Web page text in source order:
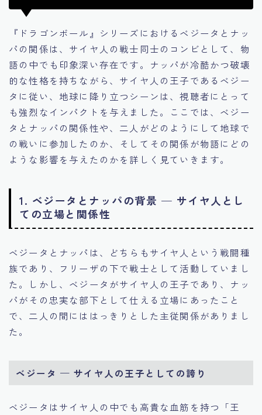
『ドラゴンボール』シリーズにおけるベジータとナッ
パの関係は、サイヤ人の戦士同士のコンビとして、物
語の中でも印象深い存在です。ナッパが冷酷かつ破壊
的な性格を持ちながら、サイヤ人の王子であるベジー
タに従い、地球に降り立つシーンは、視聴者にとって
も強烈なインパクトを与えました。ここでは、ベジー
タとナッパの関係性や、二人がどのようにして地球で
の戦いに参加したのか、そしてその関係が物語にどの
ような影響を与えたのかを詳しく見ていきます。
1. ベジータとナッパの背景 — サイヤ人とし
ての立場と関係性
ベジータとナッパは、どちらもサイヤ人という戦闘種
族であり、フリーザの下で戦士として活動していまし
た。しかし、ベジータがサイヤ人の王子であり、ナッ
パがその忠実な部下として仕える立場にあったこと
で、二人の間にははっきりとした主従関係がありまし
た。
ベジータ — サイヤ人の王子としての誇り
ベジータはサイヤ人の中でも高貴な血筋を持つ「王